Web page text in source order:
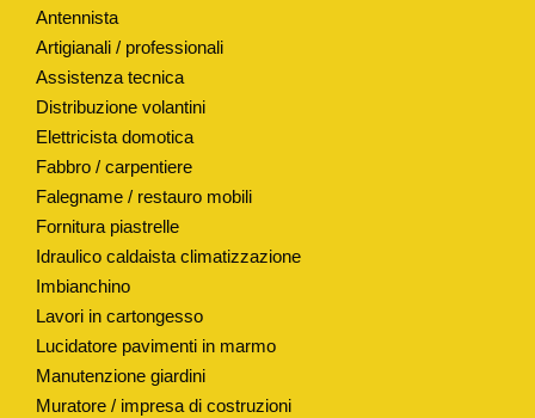
O
F
M
A
Ø
M
M
H
Antennista
Artigianali / professionali
Assistenza tecnica
Distribuzione volantini
Elettricista domotica
Fabbro / carpentiere
Falegname / restauro mobili
Fornitura piastrelle
Idraulico caldaista climatizzazione
Imbianchino
Lavori in cartongesso
Lucidatore pavimenti in marmo
Manutenzione giardini
Muratore / impresa di costruzioni